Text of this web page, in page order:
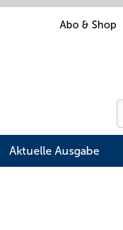
Abo & Shop
Aktuelle Ausgabe